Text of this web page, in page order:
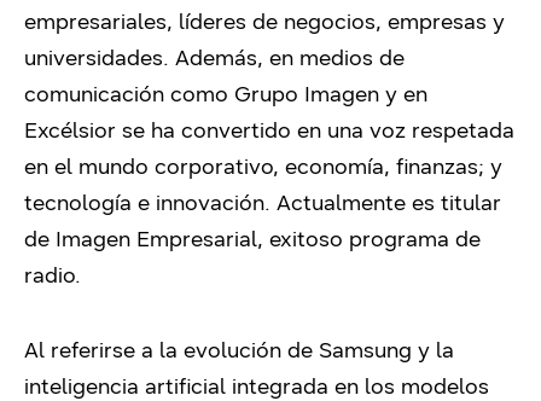
empresariales, líderes de negocios, empresas y
universidades. Además, en medios de
comunicación como Grupo Imagen y en
Excélsior se ha convertido en una voz respetada
en el mundo corporativo, economía, finanzas; y
tecnología e innovación. Actualmente es titular
de Imagen Empresarial, exitoso programa de
radio.
Al referirse a la evolución de Samsung y la
inteligencia artificial integrada en los modelos